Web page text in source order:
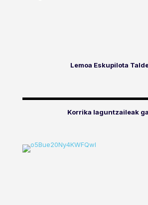
Lemoa Eskupilota
Korrika laguntzaileak